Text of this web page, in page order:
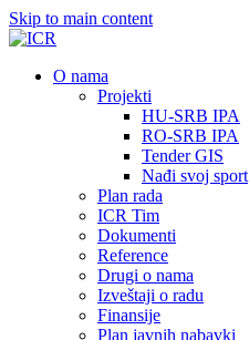
Skip to main content
О nama
Projekti
HU-SRB IPA
RO-SRB IPA
Tender GIS
Nađi svoj sport
Plan rada
ICR Tim
Dokumenti
Reference
Drugi o nama
Izveštaji o radu
Finansije
Plan javnih nabavki